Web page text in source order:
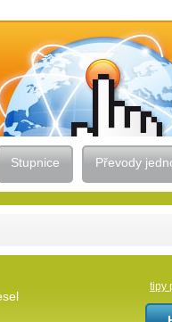
Stupnice Převody
tipy